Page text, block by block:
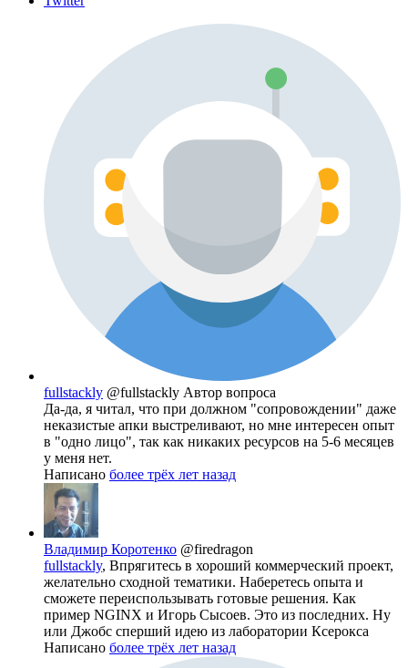
fullstackly @fullstackly Автор вопроса
Да-да, я читал, что при должном "сопровождении" даже
неказистые апки выстреливают, но мне интересен опыт
в "одно лицо", так как никаких ресурсов на 5-6 месяцев
у меня нет.
Написано более трёх лет назад
Владимир Коротенко @firedragon
fullstackly, Впрягитесь в хороший коммерческий проект,
желательно сходной тематики. Наберетесь опыта и
сможете переиспользывать готовые решения. Как
пример NGINX и Игорь Сысоев. Это из последних. Ну
или Джобс сперший идею из лаборатории Ксерокса
Написано более трёх лет назад